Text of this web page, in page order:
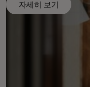
자세히 보기